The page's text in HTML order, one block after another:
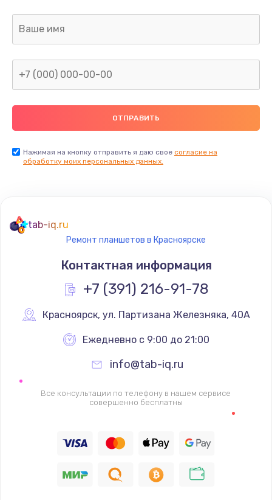
Заказать
Ремонт цепей питания
Заказать
2045 руб.
1090 руб.
Заказать
Замена видеочипа
Настройка BIOS
Заказать
1200 руб.
Заказать
Нажимая на кнопку отправить я даю свое согласие на
обработку моих персональных данных.
tab-iq.ru
Ремонт планшетов в Красноярске
Контактная информация
+7 (391) 216-91-78
Красноярск, ул. Партизана Железняка, 40А
Ежедневно с 9:00 до 21:00
info@tab-iq.ru
Все консультации по телефону в нашем сервисе
совершенно бесплатны